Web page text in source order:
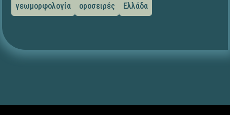
γεωμορφολογία
οροσειρές Ελλάδα